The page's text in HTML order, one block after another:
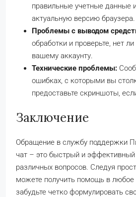
правильные учетные данные
актуальную версию браузера.
Проблемы с выводом
обработки и проверьте, нет
вашему аккаунту.
Технические проблемы:
ошибках, с которыми вы
предоставьте скриншоты,
Заключение
Обращение в службу поддержки
чат – это быстрый и
различных вопросов. Следуя
можете получить помощь в любое
забудьте четко формулировать